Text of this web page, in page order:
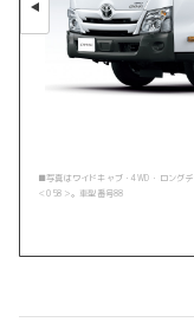
■写真はワイドキャブ・4WD・ロング
＜058＞。車型番号88